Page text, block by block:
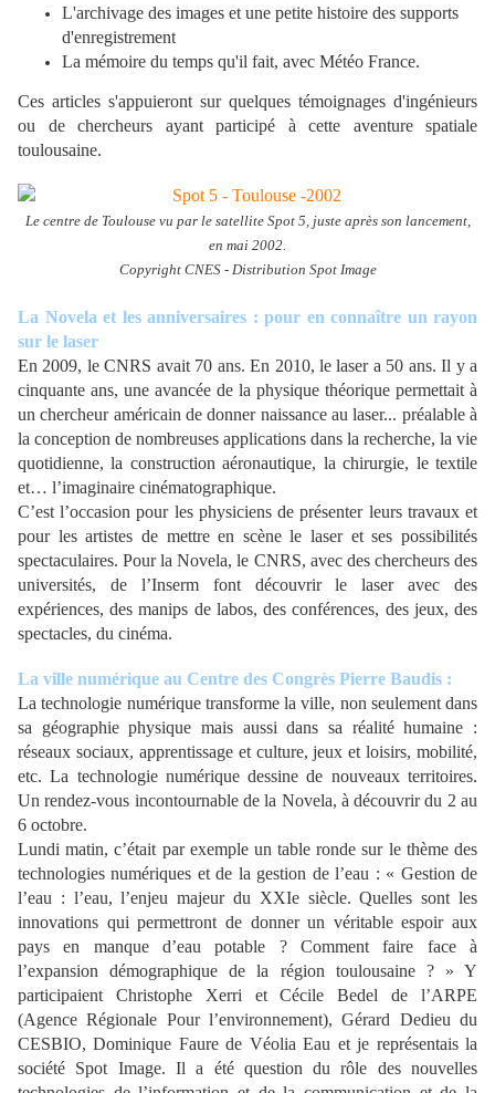
L'archivage des images et une petite histoire des supports
d'enregistrement
La mémoire du temps qu'il fait, avec Météo France.
Ces articles s'appuieront sur quelques témoignages d'ingénieurs
ou de chercheurs ayant participé à cette aventure spatiale
toulousaine.
Le centre de Toulouse vu par le satellite Spot 5, juste après son lancement,
en mai 2002.
Copyright CNES - Distribution Spot Image
La Novela et les anniversaires : pour en connaître un rayon
sur le laser
En 2009, le CNRS avait 70 ans. En 2010, le laser a 50 ans. Il y a
cinquante ans, une avancée de la physique théorique permettait à
un chercheur américain de donner naissance au laser... préalable à
la conception de nombreuses applications dans la recherche, la vie
quotidienne, la construction aéronautique, la chirurgie, le textile
et… l’imaginaire cinématographique.
C’est l’occasion pour les physiciens de présenter leurs travaux et
pour les artistes de mettre en scène le laser et ses possibilités
spectaculaires. Pour la Novela, le CNRS, avec des chercheurs des
universités, de l’Inserm font découvrir le laser avec des
expériences, des manips de labos, des conférences, des jeux, des
spectacles, du cinéma.
La ville numérique au Centre des Congrès Pierre Baudis :
La technologie numérique transforme la ville, non seulement dans
sa géographie physique mais aussi dans sa réalité humaine :
réseaux sociaux, apprentissage et culture, jeux et loisirs, mobilité,
etc. La technologie numérique dessine de nouveaux territoires.
Un rendez-vous incontournable de la Novela, à découvrir du 2 au
6 octobre.
Lundi matin, c’était par exemple un table ronde sur le thème des
technologies numériques et de la gestion de l’eau : « Gestion de
l’eau : l’eau, l’enjeu majeur du XXIe siècle. Quelles sont les
innovations qui permettront de donner un véritable espoir aux
pays en manque d’eau potable ? Comment faire face à
l’expansion démographique de la région toulousaine ? » Y
participaient Christophe Xerri et Cécile Bedel de l’ARPE
(Agence Régionale Pour l’environnement), Gérard Dedieu du
CESBIO, Dominique Faure de Véolia Eau et je représentais la
société Spot Image. Il a été question du rôle des nouvelles